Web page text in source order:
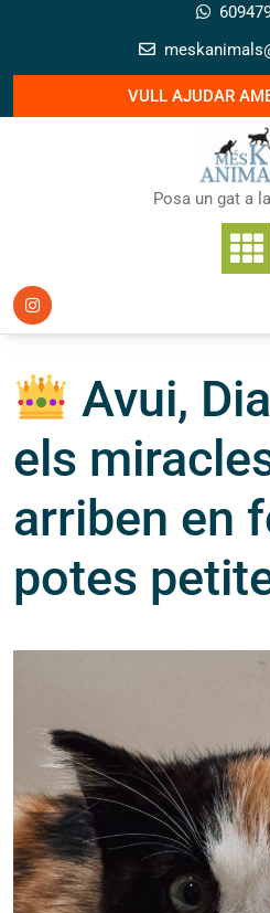
VULL AJUDAR
Posa un gat a
Avui,
els
arriben en
potes